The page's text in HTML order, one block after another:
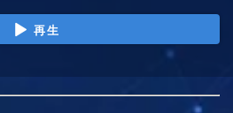
再生